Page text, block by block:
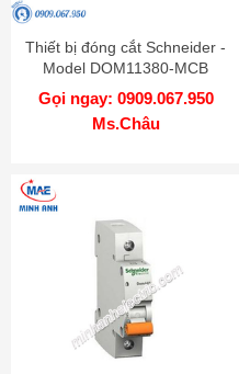
Thiết bị đóng cắt Schneider -
Model DOM11380-MCB
Gọi ngay: 0909.067.950
Ms.Châu